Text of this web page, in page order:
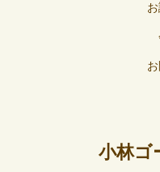
小林ゴ